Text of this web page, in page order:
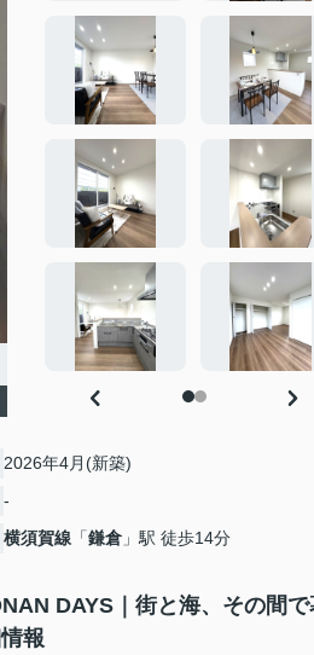
2026年4月(新築)
-
横須賀線 「鎌倉 」駅 徒歩14分
DAYS｜街と海、その間で
報